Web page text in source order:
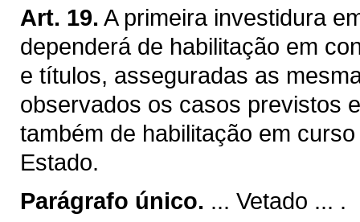
Art. 19. A primeira investidura
dependerá de habilitação em
e títulos, asseguradas as
observados os casos previstos
também de habilitação em
Estado.
Parágrafo único. ... Vetado ... .